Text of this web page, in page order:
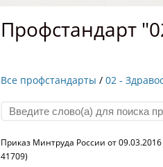
Профстандарт
Все профстандарты / 02 -
Приказ Минтруда России от
41709)